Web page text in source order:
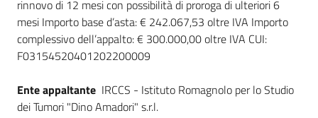
rinnovo di 12 mesi con possibilità di proroga di ulteriori 6
mesi Importo base d’asta: € 242.067,53 oltre IVA Importo
complessivo dell’appalto: € 300.000,00 oltre IVA CUI:
F03154520401202200009
Ente appaltante IRCCS - Istituto Romagnolo per lo Studio
dei Tumori "Dino Amadori" s.r.l.